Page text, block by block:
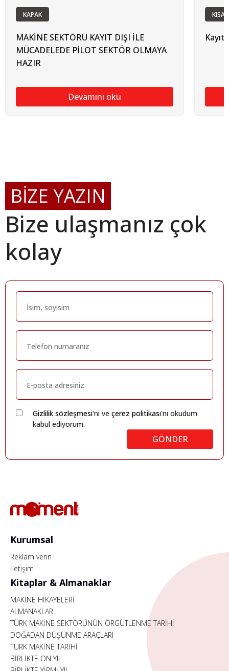
KAPAK
MAKİNE SEKTÖRÜ KAYIT DIŞI İLE
MÜCADELEDE PİLOT SEKTÖR OLMAYA
HAZIR
Devamını oku
Kayıt
BİZE YAZIN
Bize ulaşmanız çok
kolay
Gizlilik sözleşmesi'ni ve çerez politikası'nı okudum
kabul ediyorum.
GÖNDER
Kurumsal
Reklam verin
İletişim
Kitaplar & Almanaklar
MAKİNE HİKAYELERİ
ALMANAKLAR
TÜRK MAKİNE SEKTÖRÜNÜN ÖRGÜTLENME TARİHİ
DOĞADAN DÜŞÜNME ARAÇLARI
TÜRK MAKİNE TARİHİ
BİRLİKTE ON YIL